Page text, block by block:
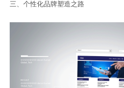
三、个性化品牌塑造之路